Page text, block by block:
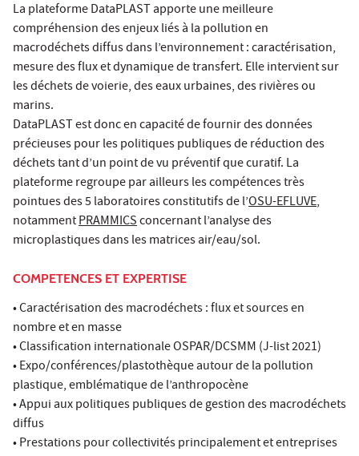
La plateforme DataPLAST apporte une meilleure
compréhension des enjeux liés à la pollution en
macrodéchets diffus dans l’environnement : caractérisation,
mesure des flux et dynamique de transfert. Elle intervient sur
les déchets de voierie, des eaux urbaines, des rivières ou
marins.
DataPLAST est donc en capacité de fournir des données
précieuses pour les politiques publiques de réduction des
déchets tant d’un point de vu préventif que curatif. La
plateforme regroupe par ailleurs les compétences très
pointues des 5 laboratoires constitutifs de l’OSU-EFLUVE,
notammentPRAMMICSconcernant l’analyse des
microplastiques dans les matrices air/eau/sol.
COMPETENCES ET EXPERTISE
• Caractérisation des macrodéchets : flux et sources en
nombre et en masse
• Classification internationale OSPAR/DCSMM (J-list 2021)
• Expo/conférences/plastothèque autour de la pollution
plastique, emblématique de l’anthropocène
• Appui aux politiques publiques de gestion des macrodéchets
diffus
• Prestations pour collectivités principalement et entreprises